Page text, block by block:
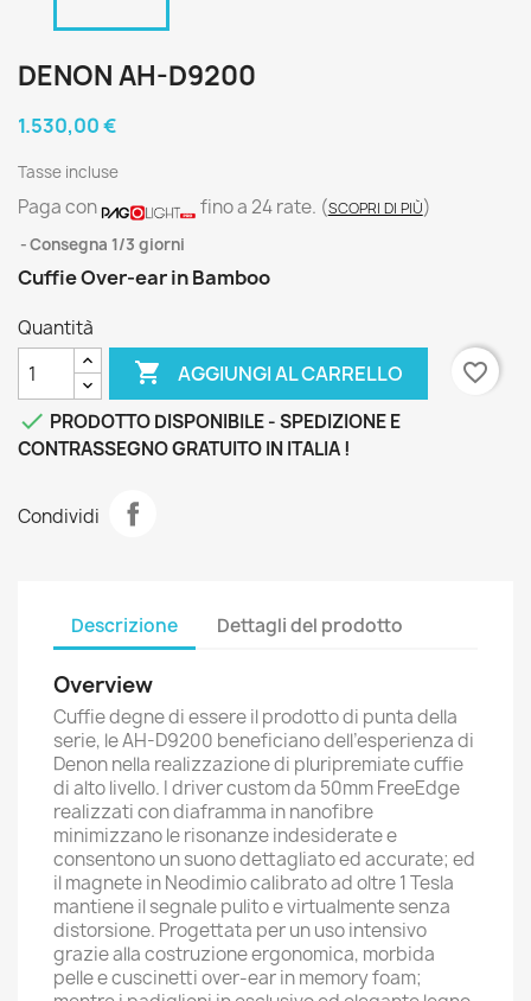
DENON AH-D9200
1.530,00 €
Tasse incluse
Paga con fino a 24 rate. (SCOPRI DI PIÙ)
Consegna 1/3 giorni
Cuffie Over-ear in Bamboo
Quantità
 AGGIUNGI AL CARRELLO
favorite_border
 PRODOTTO DISPONIBILE - SPEDIZIONE E
CONTRASSEGNO GRATUITO IN ITALIA !
Condividi
Descrizione Dettagli del prodotto
Overview
Cuffie degne di essere il prodotto di punta della
serie, le AH-D9200 beneficiano dell’esperienza di
Denon nella realizzazione di pluripremiate cuffie
di alto livello. I driver custom da 50mm FreeEdge
realizzati con diaframma in nanofibre
minimizzano le risonanze indesiderate e
consentono un suono dettagliato ed accurate; ed
il magnete in Neodimio calibrato ad oltre 1 Tesla
mantiene il segnale pulito e virtualmente senza
distorsione. Progettata per un uso intensivo
grazie alla costruzione ergonomica, morbida
pelle e cuscinetti over-ear in memory foam;